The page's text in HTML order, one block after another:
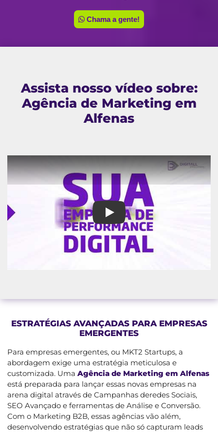
Chama a gente!
Assista nosso vídeo sobre:
Agência de Marketing em
Alfenas
Agência de Marketing em
ESTRATÉGIAS AVANÇADAS PARA EMPRESAS
EMERGENTES
Para empresas emergentes, ou MKT2 Startups, a
abordagem exige uma estratégia meticulosa e
customizada. Uma Agência de Marketing em Alfenas
está preparada para lançar essas novas empresas na
arena digital através de Campanhas deredes Sociais,
SEO Avançado e ferramentas de Análise e Conversão.
Com o Marketing B2B, essas agências vão além,
desenvolvendo estratégias que não só capturam leads